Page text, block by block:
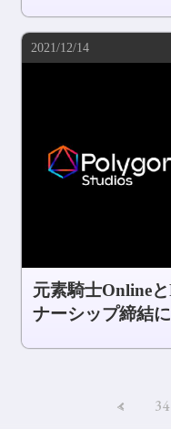
2021/12/14
元素騎士Online
ナーシップ締結
< 34